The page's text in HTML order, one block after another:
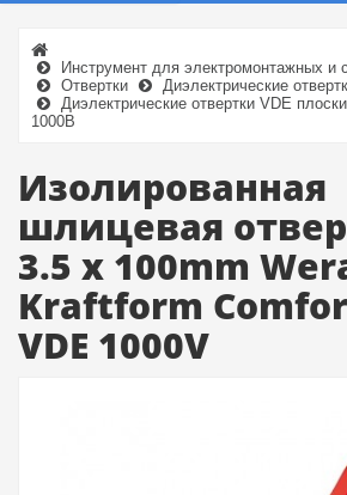
Инструмент для электромонтажных и
Отвертки
Диэлектрические
Диэлектрические отвертки VDE
1000В
Изолированная
шлицевая
3.5 x 100mm
Kraftform
VDE 1000V